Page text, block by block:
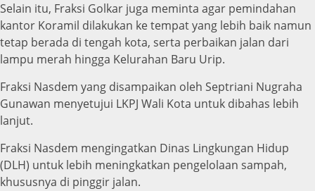
Selain itu, Fraksi Golkar juga meminta agar pemindahan
kantor Koramil dilakukan ke tempat yang lebih baik namun
tetap berada di tengah kota, serta perbaikan jalan dari
lampu merah hingga Kelurahan Baru Urip.
Fraksi Nasdem yang disampaikan oleh Septriani Nugraha
Gunawan menyetujui LKPJ Wali Kota untuk dibahas lebih
lanjut.
Fraksi Nasdem mengingatkan Dinas Lingkungan Hidup
(DLH) untuk lebih meningkatkan pengelolaan sampah,
khususnya di pinggir jalan.